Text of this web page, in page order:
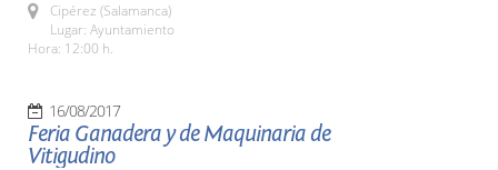
Cipérez (Salamanca)
Lugar: Ayuntamiento
Hora: 12:00 h.
16/08/2017
Feria Ganadera y de Maquinaria de
Vitigudino